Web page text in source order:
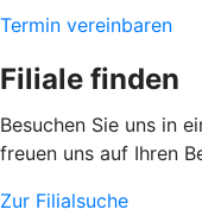
Termin vereinbaren
Filiale finden
Besuchen Sie uns in
freuen uns auf Ihren
Zur Filialsuche